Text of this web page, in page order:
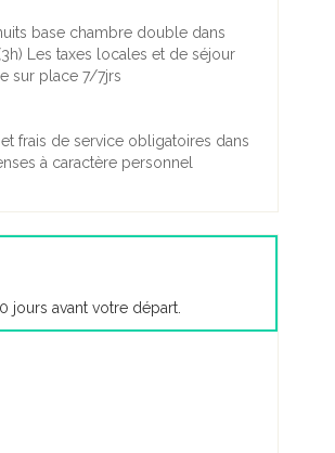
base chambre double dans
Les taxes locales et de séjour
sur place 7/7jrs
frais de service obligatoires dans
à caractère personnel
jours avant votre départ.